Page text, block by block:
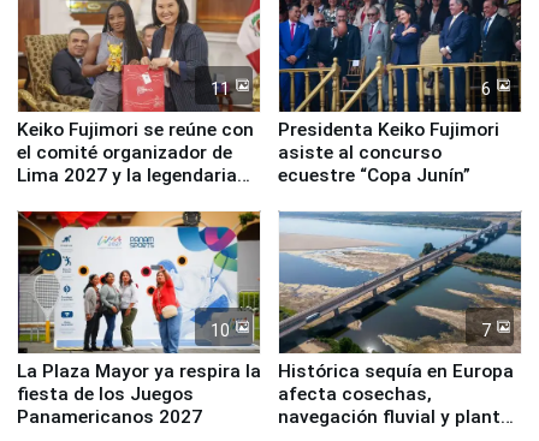
11
Keiko Fujimori se reúne con
el comité organizador de
Lima 2027 y la legendaria
6
Presidenta Keiko Fujimori
asiste al concurso
ecuestre “Copa Junín”
10
La Plaza Mayor ya respira la
fiesta de los Juegos
Panamericanos 2027
7
Histórica sequía en Europa
afecta cosechas,
navegación fluvial y plantas